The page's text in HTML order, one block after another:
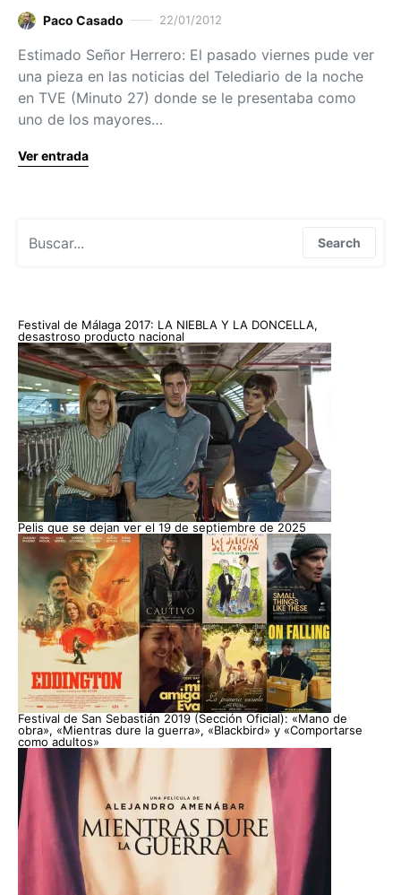
Paco Casado 22/01/2012
Estimado Señor Herrero: El pasado viernes pude ver
una pieza en las noticias del Telediario de la noche
en TVE (Minuto 27) donde se le presentaba como
uno de los mayores…
Ver entrada
Search
Festival de Málaga 2017: LA NIEBLA Y LA DONCELLA,
desastroso producto nacional
Pelis que se dejan ver el 19 de septiembre de 2025
Festival de San Sebastián 2019 (Sección Oficial): «Mano de
obra», «Mientras dure la guerra», «Blackbird» y «Comportarse
como adultos»